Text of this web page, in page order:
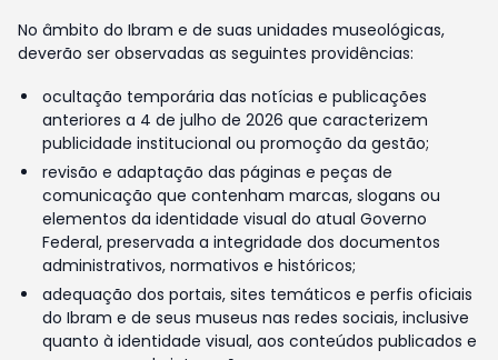
No âmbito do Ibram e de suas unidades museológicas,
deverão ser observadas as seguintes providências:
ocultação temporária das notícias e publicações
anteriores a 4 de julho de 2026 que caracterizem
publicidade institucional ou promoção da gestão;
revisão e adaptação das páginas e peças de
comunicação que contenham marcas, slogans ou
elementos da identidade visual do atual Governo
Federal, preservada a integridade dos documentos
administrativos, normativos e históricos;
adequação dos portais, sites temáticos e perfis oficiais
do Ibram e de seus museus nas redes sociais, inclusive
quanto à identidade visual, aos conteúdos publicados e